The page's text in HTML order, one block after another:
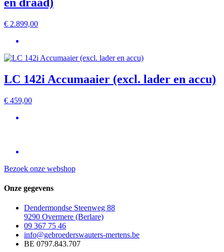
€ 2.899,00
LC 142i Accumaaier (excl. lader en accu)
€ 459,00
Bezoek onze webshop
Onze gegevens
Dendermondse Steenweg 88
9290 Overmere (Berlare)
09 367 75 46
info@gebroederswauters-mertens.be
BE 0797.843.707